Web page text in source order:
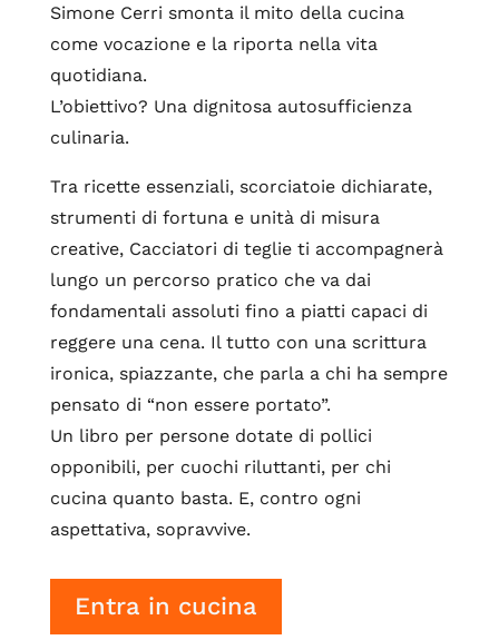
Simone Cerri smonta il mito della cucina
come vocazione e la riporta nella vita
quotidiana.
L’obiettivo? Una dignitosa autosufficienza
culinaria.
Tra ricette essenziali, scorciatoie dichiarate,
strumenti di fortuna e unità di misura
creative, Cacciatori di teglie ti accompagnerà
lungo un percorso pratico che va dai
fondamentali assoluti fino a piatti capaci di
reggere una cena. Il tutto con una scrittura
ironica, spiazzante, che parla a chi ha sempre
pensato di “non essere portato”.
Un libro per persone dotate di pollici
opponibili, per cuochi riluttanti, per chi
cucina quanto basta. E, contro ogni
aspettativa, sopravvive.
Entra in cucina